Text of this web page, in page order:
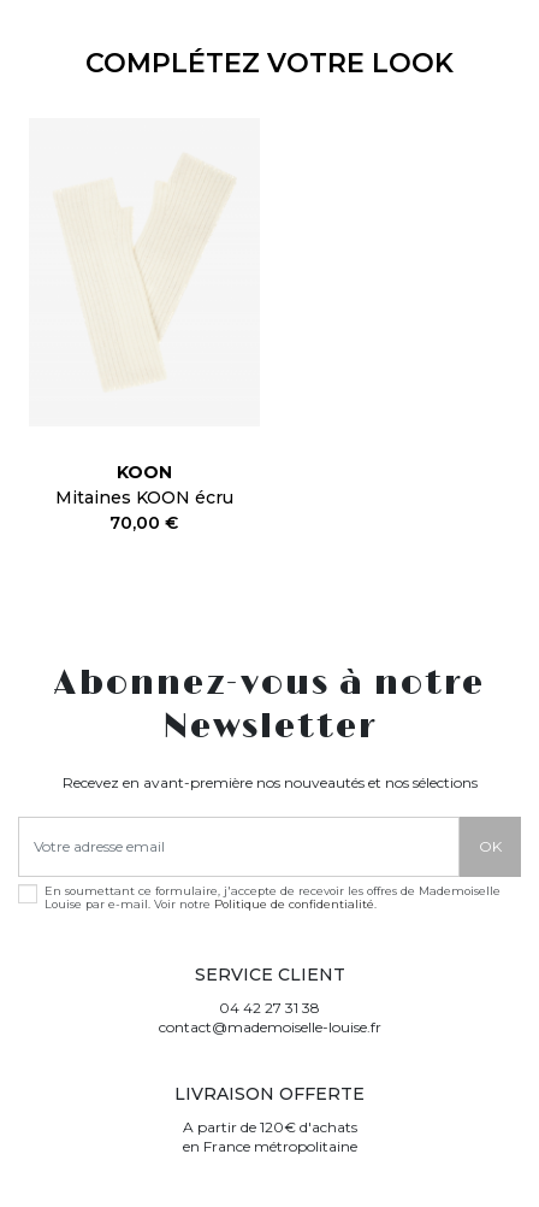
COMPLÉTEZ VOTRE LOOK
KOON
Mitaines KOON écru
70,00 €
Abonnez-vous à notre
Newsletter
Recevez en avant-première nos nouveautés et nos sélections
En soumettant ce formulaire, j'accepte de recevoir les offres de Mademoiselle
Louise par e-mail. Voir notre Politique de confidentialité.
SERVICE CLIENT
04 42 27 31 38
contact@mademoiselle-louise.fr
LIVRAISON OFFERTE
A partir de 120€ d'achats
en France métropolitaine